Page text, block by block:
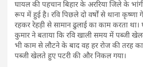
घायल की पहचान बिहार के अररिया जिले के
रूप में हुई है। रवि पिछले दो वर्षों से थाना
रहकर रेहड़ी से सामान ढुलाई का काम करता
कुमार ने बताया कि रवि खाली समय में पब्जी
भी काम से लौटने के बाद वह हर रोज की तरह
पब्जी खेलते हुए पटरी की और निकल गया।